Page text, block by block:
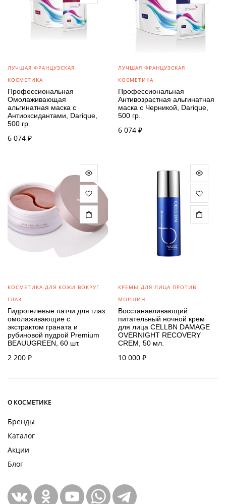
ЛУЧШАЯ ФРАНЦУЗСКАЯ
КОСМЕТИКА
Профессиональная
Омолаживающая
альгинатная маска с
Антиоксидантами, Darique,
500 гр.
6 074 ₽
ЛУЧШАЯ ФРАНЦУЗСКАЯ
КОСМЕТИКА
Профессиональная
Антивозрастная альгинатная
маска с Черникой, Darique,
500 гр.
6 074 ₽
КОСМЕТИКА ДЛЯ КОЖИ ВОКРУГ
ГЛАЗ
Гидрогелевые патчи для глаз
омолаживающие с
экстрактом граната и
рубиновой пудрой Premium
BEAUUGREEN, 60 шт.
2 200 ₽
КРЕМЫ ДЛЯ ЛИЦА ПРОТИВ
МОРЩИН
Восстанавливающий
питательный ночной крем
для лица CELLBN DAMAGE
OVERNIGHT RECOVERY
CREM, 50 мл.
10 000 ₽
О КОСМЕТИКЕ
Бренды
Каталог
Акции
Блог